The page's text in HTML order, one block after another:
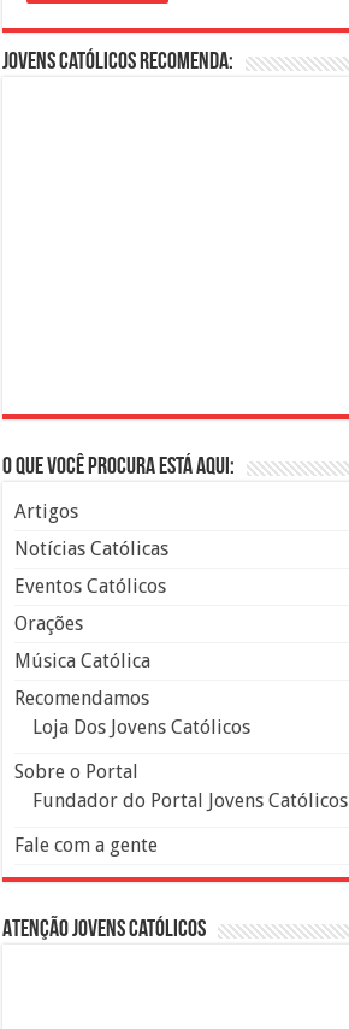
Jovens Católicos Recomenda:
O que você procura está aqui:
Artigos
Notícias Católicas
Eventos Católicos
Orações
Música Católica
Recomendamos
Loja Dos Jovens Católicos
Sobre o Portal
Fundador do Portal Jovens Católicos
Fale com a gente
Atenção Jovens Católicos